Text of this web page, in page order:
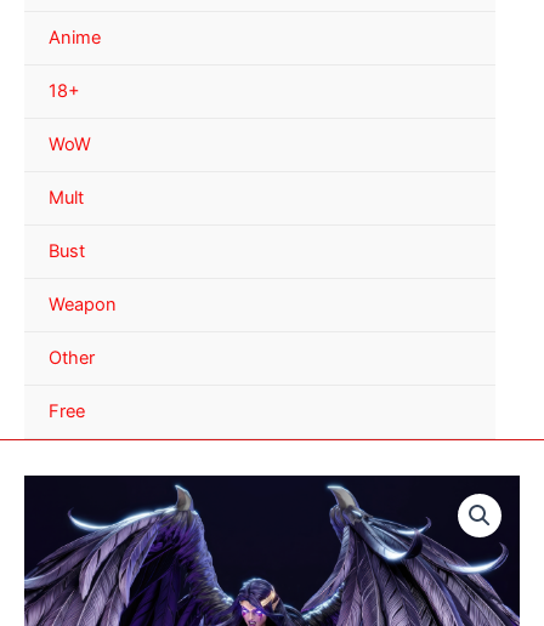
Anime
18+
WoW
Mult
Bust
Weapon
Other
Free